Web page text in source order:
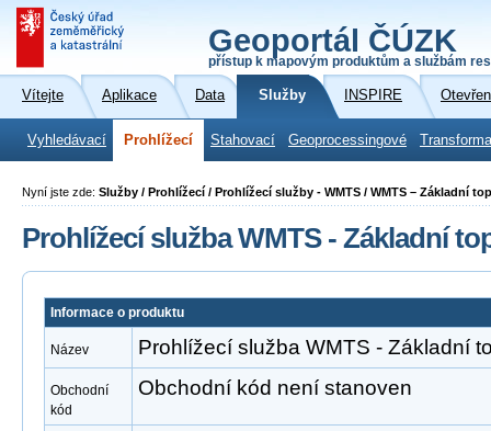
Geoportál ČÚZK
přístup k mapovým produktům a službám
Vítejte Aplikace Data Služby INSPIRE
Vyhledávací Prohlížecí Stahovací Geoprocessingové
Nyní jste zde: Služby / Prohlížecí / Prohlížecí služby - WMTS / WMTS – Základní
Prohlížecí služba WMTS - Základní
Informace o produktu
Název Prohlížecí služba WMTS - Základní
Obchodní
kód
Obchodní kód není stanoven